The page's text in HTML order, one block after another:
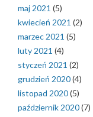
maj 2021 (5)
kwiecień 2021 (2)
marzec 2021 (5)
luty 2021 (4)
styczeń 2021 (2)
grudzień 2020(4)
listopad 2020(5)
październik 2020(7)